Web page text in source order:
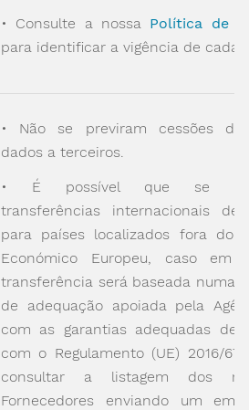
• Consulte a nossa Política de
para identificar a vigência de cada
• Não se previram cessões
dados a terceiros.
• É possível que se
transferências internacionais de
para países localizados fora do
Económico Europeu, caso em
transferência será baseada numa
de adequação apoiada pela
com as garantias adequadas de
com o Regulamento (UE) 2016/
consultar a listagem dos
Fornecedores enviando um